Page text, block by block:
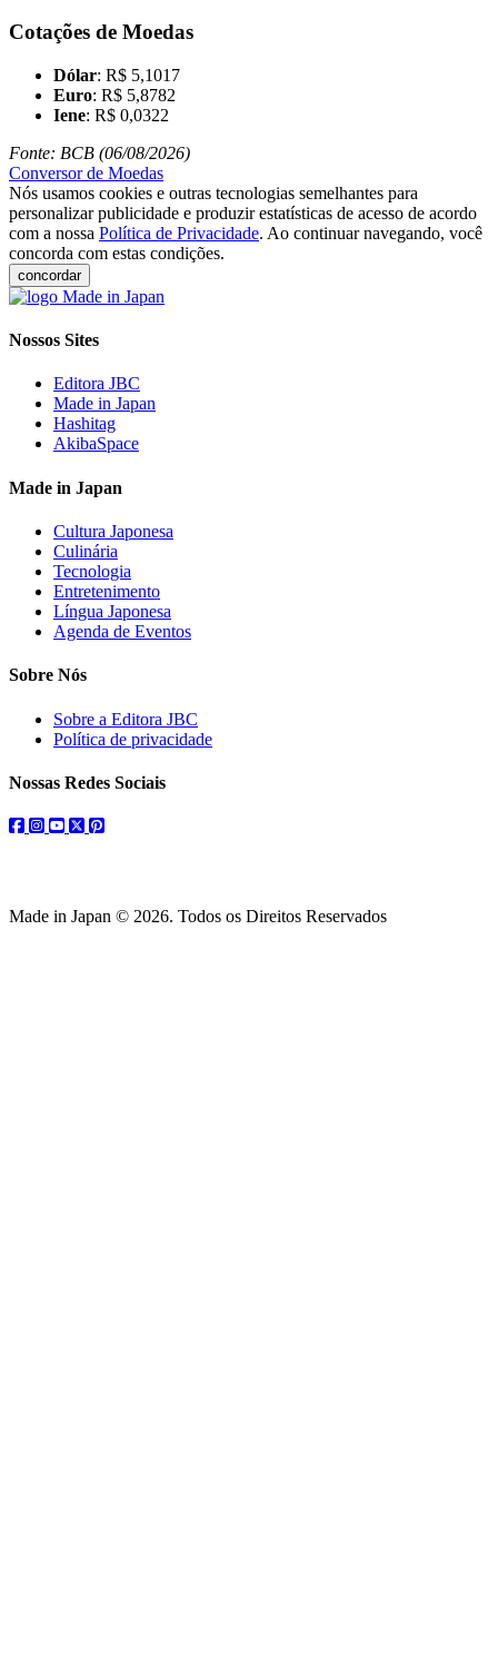
Cotações de Moedas
Dólar: R$ 5,1017
Euro: R$ 5,8782
Iene: R$ 0,0322
Fonte: BCB (06/08/2026)
Conversor de Moedas
Nós usamos cookies e outras tecnologias semelhantes para
personalizar publicidade e produzir estatísticas de acesso de acordo
com a nossa Política de Privacidade. Ao continuar navegando, você
concorda com estas condições.
concordar
Nossos Sites
Editora JBC
Made in Japan
Hashitag
AkibaSpace
Made in Japan
Cultura Japonesa
Culinária
Tecnologia
Entretenimento
Língua Japonesa
Agenda de Eventos
Sobre Nós
Sobre a Editora JBC
Política de privacidade
Nossas Redes Sociais
facebook
instagram
youtube
twitterpinterest
Made in Japan © 2026. Todos os Direitos Reservados